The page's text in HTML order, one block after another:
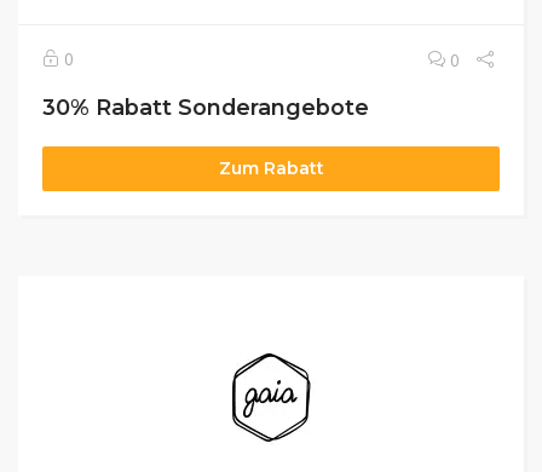
0 0
30% Rabatt Sonderangebote
Zum Rabatt